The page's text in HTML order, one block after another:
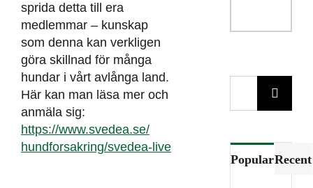
sprida detta till era
medlemmar – kunskap
som denna kan verkligen
göra skillnad för många
hundar i vårt avlånga land.
Här kan man läsa mer och
anmäla sig:
https://www.svedea.se/
hundforsakring/svedea-live
PopularRecent